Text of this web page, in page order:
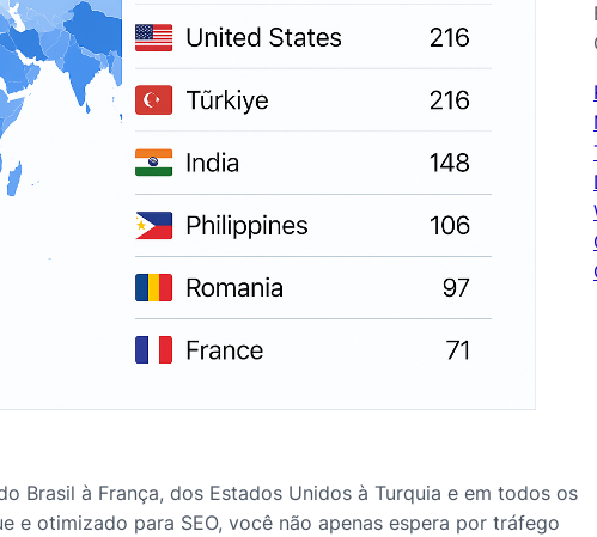
Brasil à França, dos Estados Unidos à Turquia e em todos os
e otimizado para SEO, você não apenas espera por tráfego